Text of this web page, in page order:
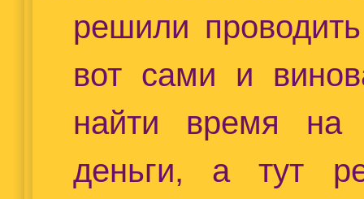
решили
вот сами и
найти время на
деньги, а тут